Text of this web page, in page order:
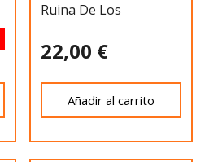
Ruina De Los
22,00 €
Añadir al carrito